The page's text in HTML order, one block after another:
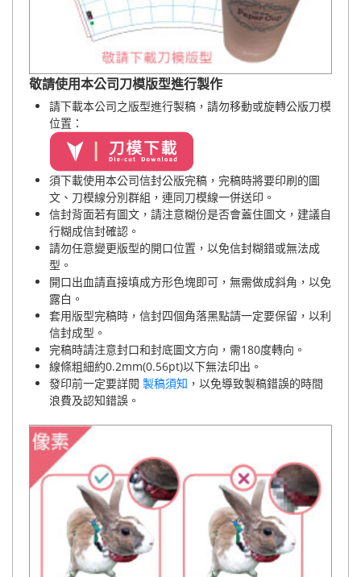
敬請使用本公司刀模版型進行製作
請下載本公司之版型進行製稿 ，請勿移動或旋轉公版刀模
位置 ：
須下載使用本公司信封公版完稿，完稿時將要印刷的圖
文、刀模線分別群組，連同刀模線一併送印。
信封背面若有圖文，請注意糊份是否會蓋住圖文，建議自
行糊成信封確認。
請勿任意變更版型的開口位置，以免信封糊錯或無法成
型。
開口出血請直接填成方形色塊即可，無需做成斜角，以免
露白。
套用版型完稿時，信封四個角落黑點請一定要保留，以利
信封成型。
完稿時請注意封口和封底圖文方向，需180度轉向。
線條粗細約0.2mm(0.56pt)以下無法印出。
發印前一定要詳閱 製稿須知 ，以免導致製稿錯誤的時間
浪費及認知錯誤。